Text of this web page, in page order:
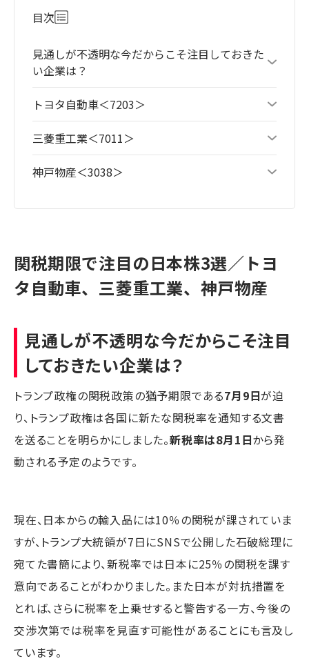
目次
見通しが不透明な今だからこそ注目しておきた
い企業は？
トヨタ自動車＜7203＞
三菱重工業＜7011＞
神戸物産＜3038＞
関税期限で注目の日本株3選／トヨ
タ自動車、三菱重工業、神戸物産
見通しが不透明な今だからこそ注目
しておきたい企業は？
トランプ政権の関税政策の猶予期限である7月9日が迫
り、トランプ政権は各国に新たな関税率を通知する文書
を送ることを明らかにしました。新税率は8月1日から発
動される予定のようです。
現在、日本からの輸入品には10％の関税が課されていま
すが、トランプ大統領が7日にSNSで公開した石破総理に
宛てた書簡により、新税率では日本に25％の関税を課す
意向であることがわかりました。また日本が対抗措置を
とれば、さらに税率を上乗せすると警告する一方、今後の
交渉次第では税率を見直す可能性があることにも言及し
ています。